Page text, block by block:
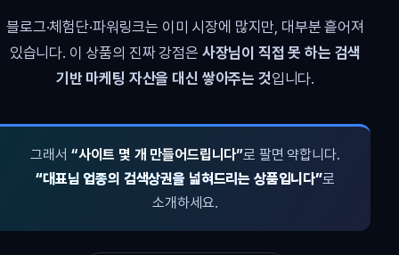
블로그·체험단·파워링크는 이미 시장에 많지만, 대부분 흩어져
있습니다. 이 상품의 진짜 강점은 사장님이 직접 못 하는 검색
기반 마케팅 자산을 대신 쌓아주는 것입니다.
그래서 “사이트 몇 개 만들어드립니다”로 팔면 약합니다.
“대표님 업종의 검색상권을 넓혀드리는 상품입니다”로
소개하세요.